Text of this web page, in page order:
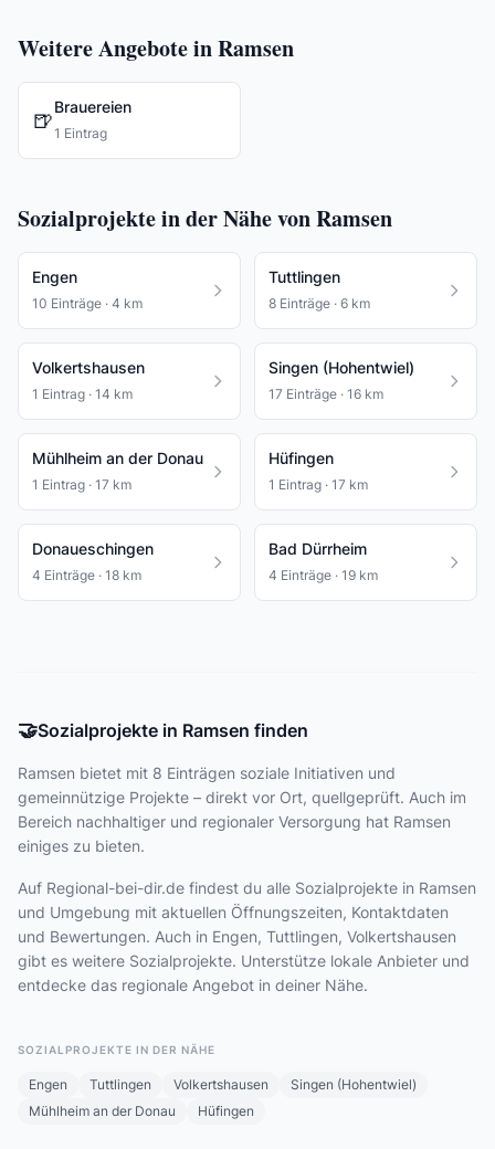
Weitere Angebote in Ramsen
🍺
Brauereien
1 Eintrag
Sozialprojekte in der Nähe von Ramsen
Engen
10 Einträge · 4 km
Tuttlingen
8 Einträge · 6 km
Volkertshausen
1 Eintrag · 14 km
Singen (Hohentwiel)
17 Einträge · 16 km
Mühlheim an der Donau
1 Eintrag · 17 km
Hüfingen
1 Eintrag · 17 km
Donaueschingen
4 Einträge · 18 km
Bad Dürrheim
4 Einträge · 19 km
🤝Sozialprojekte in Ramsen finden
Ramsen bietet mit 8 Einträgen soziale Initiativen und
gemeinnützige Projekte – direkt vor Ort, quellgeprüft. Auch im
Bereich nachhaltiger und regionaler Versorgung hat Ramsen
einiges zu bieten.
Auf Regional-bei-dir.de findest du alle Sozialprojekte in Ramsen
und Umgebung mit aktuellen Öffnungszeiten, Kontaktdaten
und Bewertungen. Auch in Engen, Tuttlingen, Volkertshausen
gibt es weitere Sozialprojekte. Unterstütze lokale Anbieter und
entdecke das regionale Angebot in deiner Nähe.
SOZIALPROJEKTE IN DER NÄHE
Engen Tuttlingen Volkertshausen
Singen (Hohentwiel)
Mühlheim an der Donau
Hüfingen